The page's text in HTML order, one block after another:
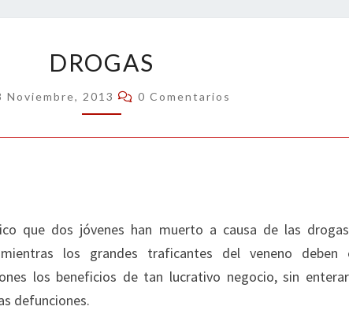
DROGAS
Noviembre, 2013 Comentarios
0 Comentarios
que dos jóvenes han muerto a causa de las
los grandes traficantes del veneno deben
los beneficios de tan lucrativo negocio, sin
defunciones.